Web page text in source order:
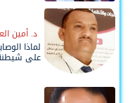
د. أمين
لماذا
على